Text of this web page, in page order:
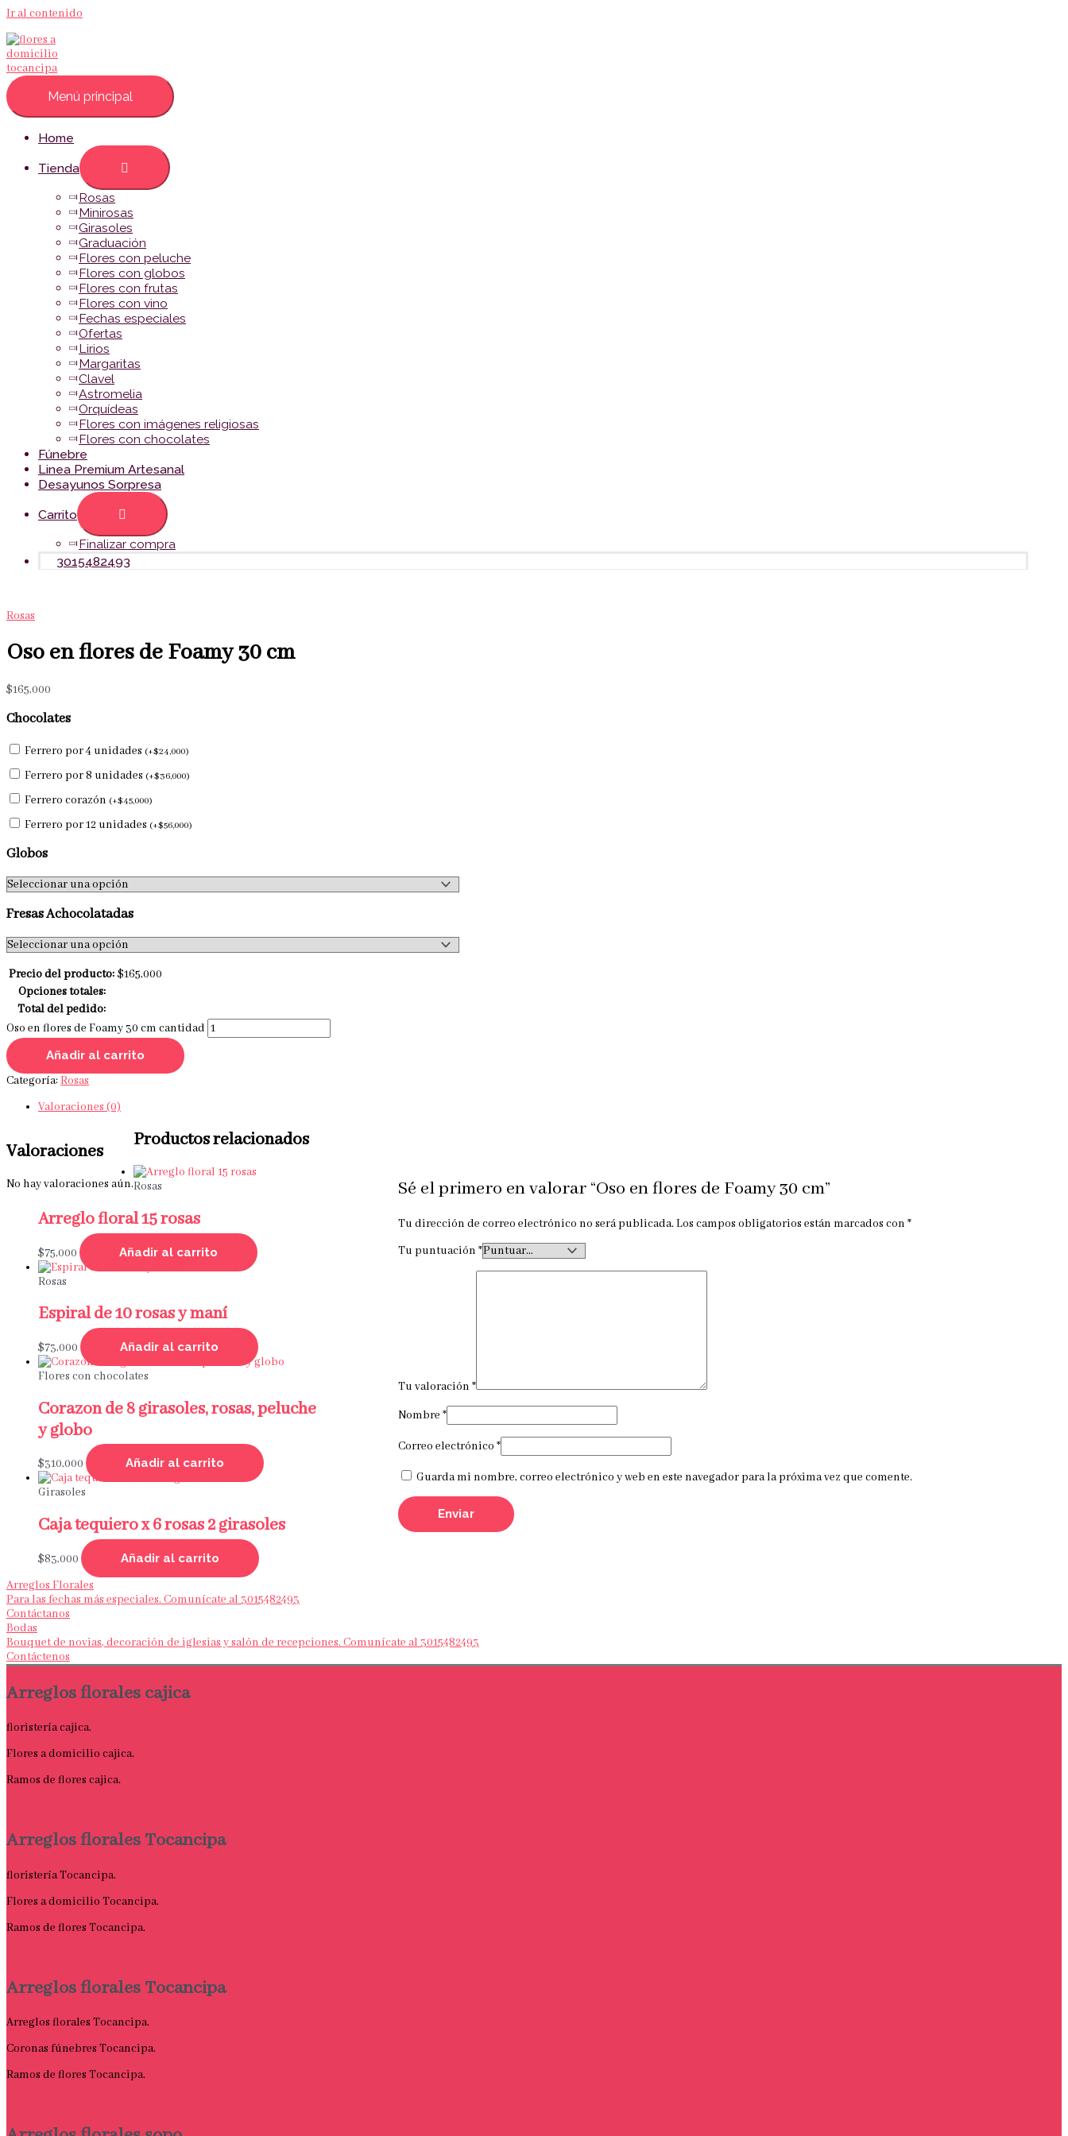
Ir al contenido
Menú principal
Home
Tienda
Rosas
Minirosas
Girasoles
Graduación
Flores con peluche
Flores con globos
Flores con frutas
Flores con vino
Fechas especiales
Ofertas
Lirios
Margaritas
Clavel
Astromelia
Orquídeas
Flores con imágenes religiosas
Flores con chocolates
Fúnebre
Linea Premium Artesanal
Desayunos Sorpresa
Carrito
Finalizar compra
3015482493
Rosas
Oso en flores de Foamy 30 cm
$165,000
Chocolates
Ferrero por 4 unidades (+$24,000)
Ferrero por 8 unidades (+$36,000)
Ferrero corazón (+$45,000)
Ferrero por 12 unidades (+$56,000)
Globos
Fresas Achocolatadas
Precio del producto: $165,000
Opciones totales:
Total del pedido:
Oso en flores de Foamy 30 cm cantidad
Añadir al carrito
Categoría:Rosas
Valoraciones (0)
Valoraciones
No hay valoraciones aún. Sé el primero en valorar “Oso en flores de Foamy 30 cm”
Tu dirección de correo electrónico no será publicada.Los campos obligatorios están marcados con *
Tu puntuación *
Tu valoración *
Nombre *
Correo electrónico *
Guarda mi nombre, correo electrónico y web en este navegador para la próxima vez que comente.
Productos relacionados
Rosas
Arreglo floral 15 rosas
$75,000 Añadir al carrito
Rosas
Espiral de 10 rosas y maní
$73,000 Añadir al carrito
Flores con chocolates
Corazon de 8 girasoles, rosas, peluche
y globo
$310,000 Añadir al carrito
Girasoles
Caja tequiero x 6 rosas 2 girasoles
$83,000
Añadir al carrito
Arreglos Florales
Para las fechas más especiales. Comunícate al 3015482493
Contáctanos
Bodas
Bouquet de novias, decoración de iglesias y salón de recepciones. Comunícate al 3015482493
Contáctenos
Arreglos florales cajica
floristería cajica.
Flores a domicilio cajica.
Ramos de flores cajica.
Arreglos florales Tocancipa
floristería Tocancipa.
Flores a domicilio Tocancipa.
Ramos de flores Tocancipa.
Arreglos florales Tocancipa
Arreglos florales Tocancipa.
Coronas fúnebres Tocancipa.
Ramos de flores Tocancipa.